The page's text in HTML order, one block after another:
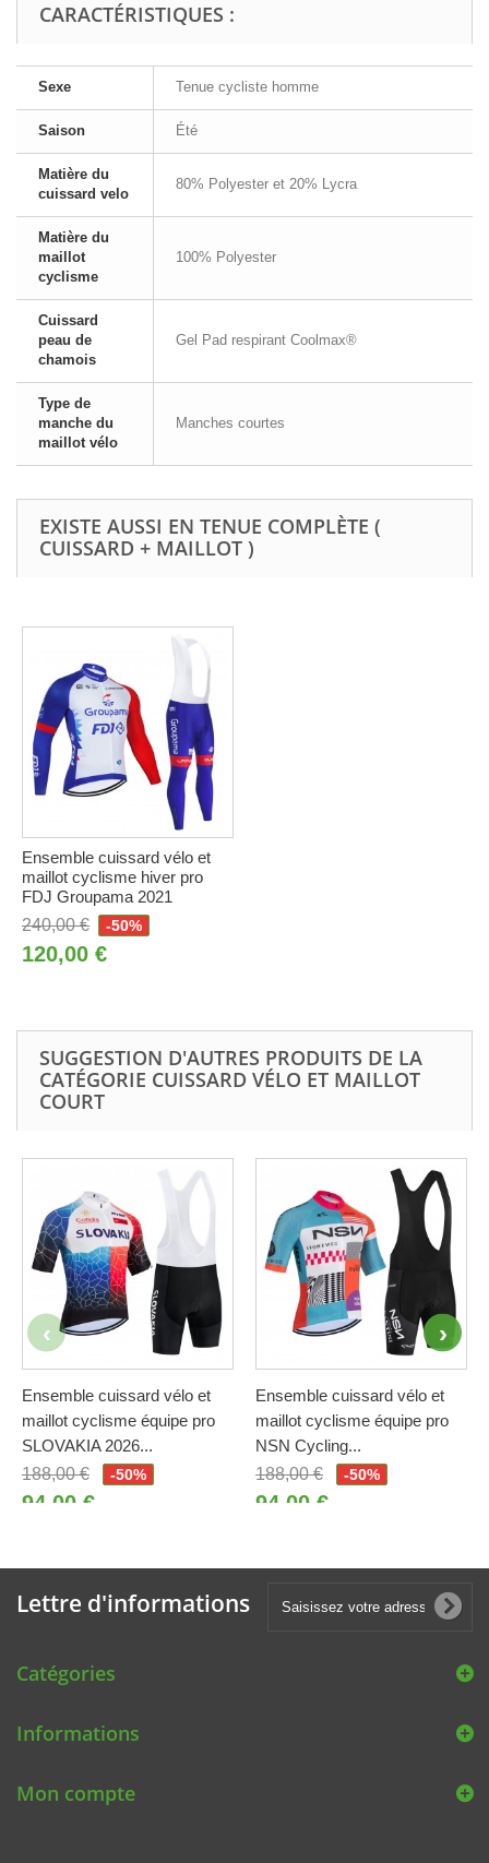
CARACTÉRISTIQUES :
Sexe Tenue cycliste homme
Saison Été
Matière du
cuissard velo
80% Polyester et 20% Lycra
Matière du
maillot
cyclisme
100% Polyester
Cuissard
peau de
chamois
Gel Pad respirant Coolmax®
Type de
manche du
maillot vélo
Manches courtes
EXISTE AUSSI EN TENUE COMPLÈTE (
CUISSARD + MAILLOT )
Ensemble cuissard vélo et
maillot cyclisme hiver pro
FDJ Groupama 2021
240,00 €
-50%
120,00 €
SUGGESTION D'AUTRES PRODUITS DE LA
CATÉGORIE CUISSARD VÉLO ET MAILLOT
COURT
Ensemble cuissard vélo et
maillot cyclisme équipe pro
SLOVAKIA 2026...
188,00 €
-50%
94,00 €
Ensemble cuissard vélo et
maillot cyclisme équipe pro
NSN Cycling...
188,00 €
-50%
94,00 €
Lettre d'informations
Catégories
Informations
Mon compte